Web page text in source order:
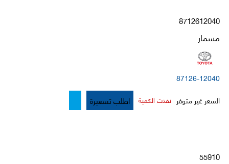
8712612040
مسمار
87126-12040
السعر غير متوفر نفذت الكمية اطلب تسعيرة
55910